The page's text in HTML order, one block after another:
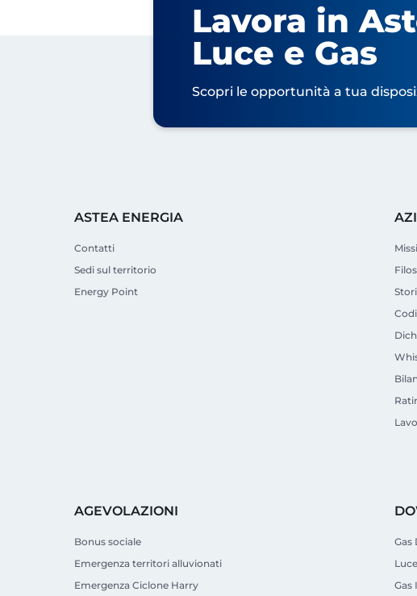
Lavora in
Luce e Gas
Scopri le opportunità a tua
ASTEA ENERGIA
Contatti
Sedi sul territorio
Energy Point
AGEVOLAZIONI
Bonus sociale
Emergenza territori alluvionati
Emergenza Ciclone Harry
Gas
Gas